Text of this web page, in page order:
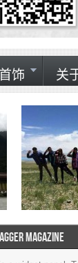
饰 关
横贯秘境西
MAGAZINE